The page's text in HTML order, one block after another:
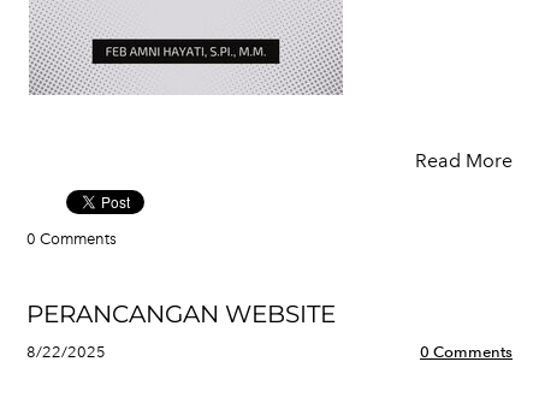
Read More
0 Comments
PERANCANGAN WEBSITE
8/22/2025 0 Comments